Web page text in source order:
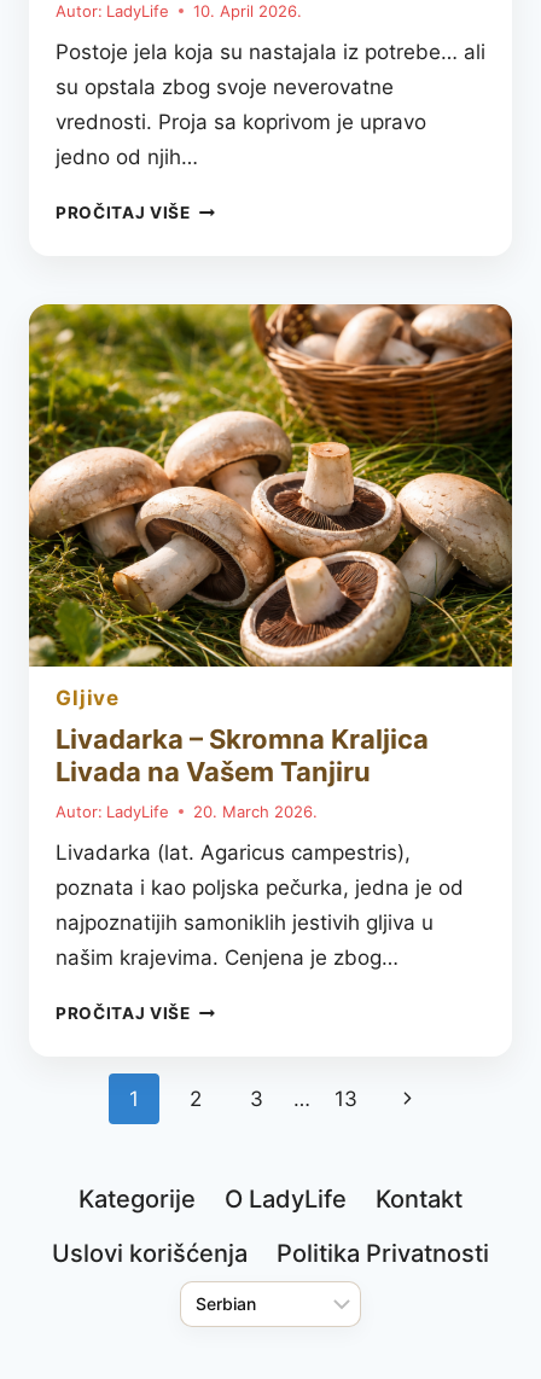
Autor: LadyLife 10. April 2026.
Postoje jela koja su nastajala iz potrebe… ali
su opstala zbog svoje neverovatne
vrednosti. Proja sa koprivom je upravo
jedno od njih…
PROČITAJ VIŠEPROJA
ZABORAVLJENI
UKUS
KOJI
HRANI
TELO
I
VRAĆA
ENERGIJU
gljive
Livadarka – Skromna Kraljica
Livada na Vašem Tanjiru
Autor: LadyLife 20. March 2026.
Livadarka (lat. Agaricus campestris),
poznata i kao poljska pečurka, jedna je od
najpoznatijih samoniklih jestivih gljiva u
našim krajevima. Cenjena je zbog…
PROČITAJ VIŠELIVADARKA
KRALJICA
TANJIRU
1 2 3 … 13
Next
Kategorije O LadyLife
Kontakt
Uslovi korišćenja
Politika Privatnosti